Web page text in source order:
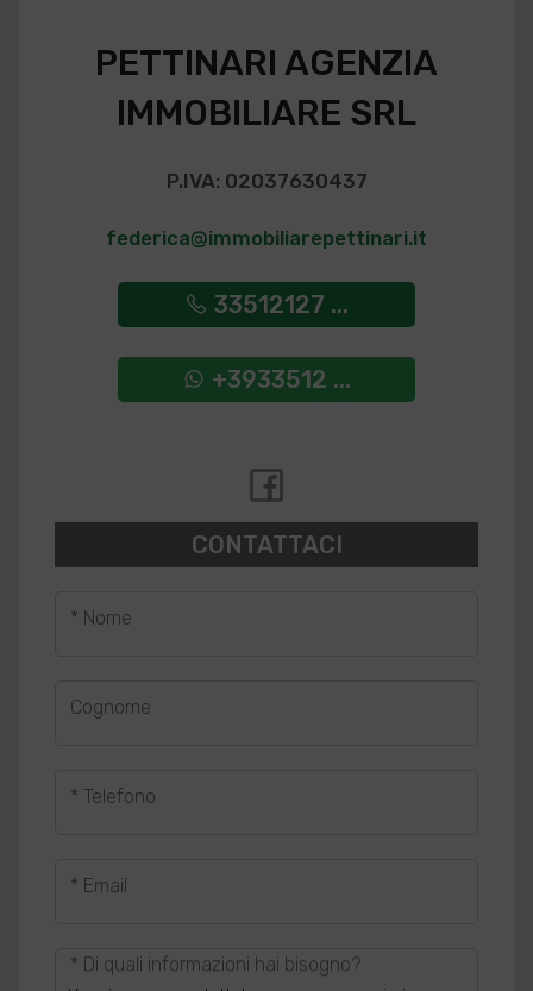
PETTINARI AGENZIA
IMMOBILIARE SRL
P.IVA: 02037630437
federica@immobiliarepettinari.it
33512127 ...
+3933512 ...
CONTATTACI
* Nome
Cognome
* Telefono
* Email
* Di quali informazioni hai bisogno?